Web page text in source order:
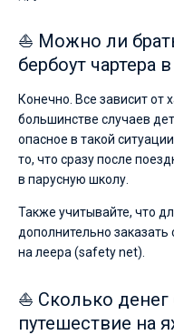
⛵ Можно ли
бербоут чартера
Конечно. Все зависит от
большинстве случаев
опасное в такой
то, что сразу после
в парусную школу.
Также учитывайте, что
дополнительно
на леера (safety net).
⛵ Сколько
путешествие на